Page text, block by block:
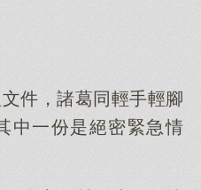
件，諸葛同輕手輕腳
中一份是絕密緊急情